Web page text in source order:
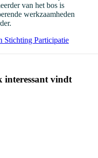
van het bos is
werkzaamheden
Stichting Participatie
interessant vindt